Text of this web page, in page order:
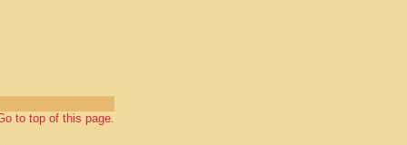
to top of this page.